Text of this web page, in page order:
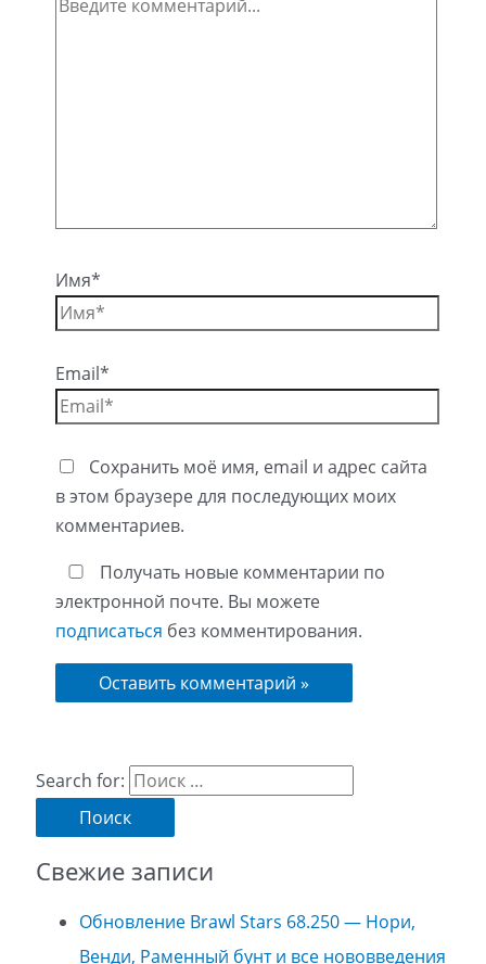
Имя*
Email*
Сохранить моё имя, email и адрес сайта
в этом браузере для последующих моих
комментариев.
Получать новые комментарии по
электронной почте. Вы можете
подписаться без комментирования.
Search for:
Свежие записи
Обновление Brawl Stars 68.250 — Нори,
Венди, Раменный бунт и все нововведения